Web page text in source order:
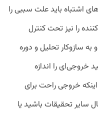
اشتباه باید علت سببی را
را نیز تحت کنترل
و به سازوکار تحلیل و دوره
خروجی‌ای را اندازه
خروجی راحت برای
سایر تحقیقات باشید یا